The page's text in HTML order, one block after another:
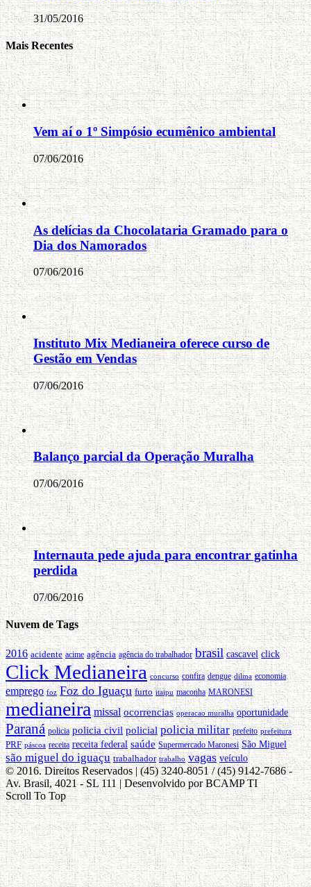
31/05/2016
Mais Recentes
Vem aí o 1º Simpósio ecumênico ambiental
07/06/2016
As delícias da Chocolataria Gramado para o
Dia dos Namorados
07/06/2016
Instituto Mix Medianeira oferece curso de
Gestão em Vendas
07/06/2016
Balanço parcial da Operação Muralha
07/06/2016
Internauta pede ajuda para encontrar gatinha
perdida
07/06/2016
Nuvem de Tags
2016 acidente acime agência agência do trabalhador brasil cascavel click
Click Medianeira concurso confira dengue dilma economia
emprego foz Foz do Iguaçu furto itaipu maconha MARONESI
medianeira missal ocorrencias operacao muralha oportunidade
Paraná policia policia civil policial policia militar prefeito prefeitura
PRF páscoa receita receita federal saúde Supermercado Maronesi São Miguel
são miguel do iguaçu trabalhador trabalho vagas veículo
© 2016. Direitos Reservados | (45) 3240-8051 / (45) 9142-7686 -
Av. Brasil, 4021 - SL 111 | Desenvolvido por BCAMP TI
Scroll To Top